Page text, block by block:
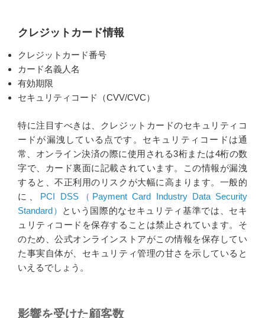
クレジットカード情報
クレジットカード番号
カード名義人名
有効期限
セキュリティコード（CVV/CVC）
特に注目すべきは、クレジットカードのセキュリティコ
ードが漏洩している点です。セキュリティコードは通
常、オンライン決済の際に使用される3桁または4桁の数
字で、カード裏面に記載されています。この情報が漏洩
すると、不正利用のリスクが大幅に高まります。一般的
に、 PCI DSS（Payment Card Industry Data Security
Standard） という国際的なセキュリティ基準では、セキ
ュリティコードを保存することは禁止されています。そ
のため、公式オンラインストアがこの情報を保存してい
た事実自体が、セキュリティ管理の甘さを示していると
いえるでしょう。
影響を受けた顧客数